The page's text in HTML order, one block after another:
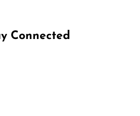
Connected